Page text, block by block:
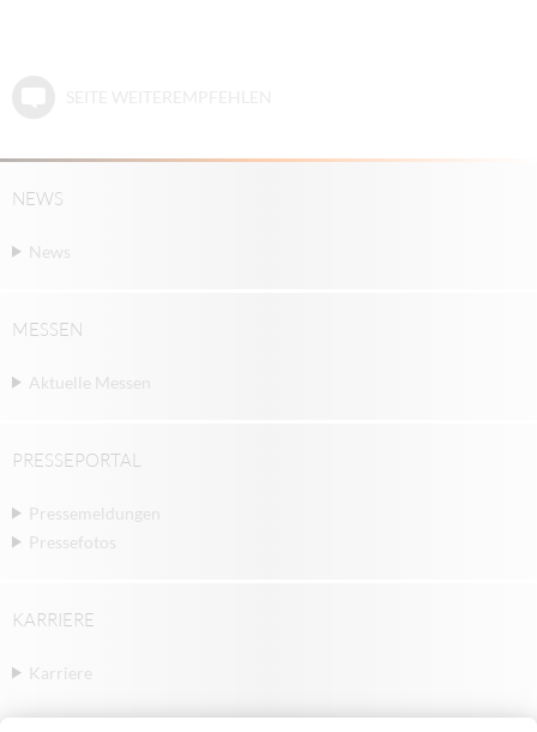
NEWS
News
MESSEN
Aktuelle Messen
PRESSEPORTAL
Pressemeldungen
Pressefotos
KARRIERE
Karriere